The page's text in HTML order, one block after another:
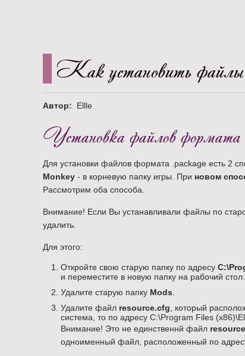
Как установить
Автор: Ellle
Установка файлов формата
Для установки файлов формата .package есть 2
Monkey - в корневую папку игры. При новом
Рассмотрим оба способа.
Внимание! Если Вы устанавливали файлы по
удалить.
Для этого:
Откройте свою старую папку по адресу
и переместите в новую папку на рабочий стол.
Удалите старую папку Mods
Удалите файл resource.cfg , который
система, то по адресу C:\Program Files
Внимание! Это не единственнй файл
одноименный файл, расположенный по